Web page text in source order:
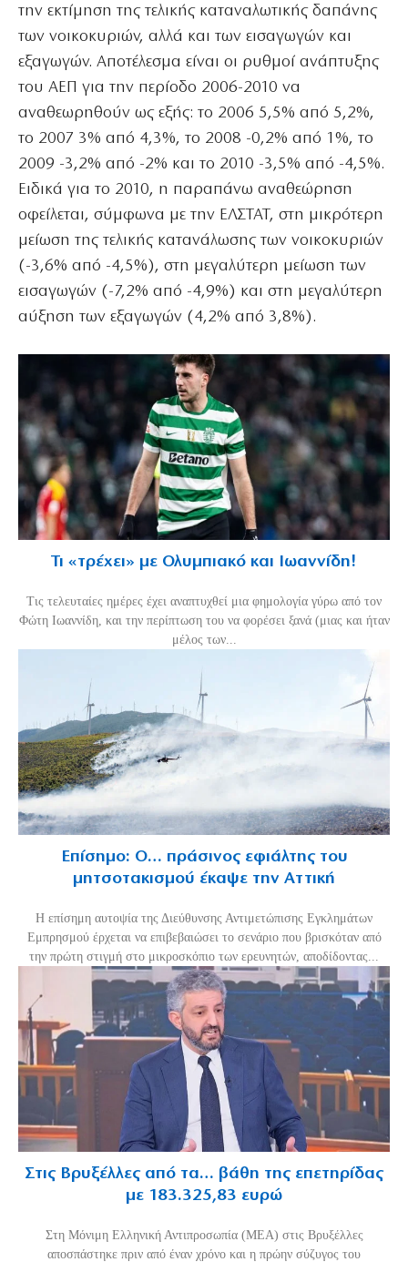
την εκτίμηση της τελικής καταναλωτικής δαπάνης
των νοικοκυριών, αλλά και των εισαγωγών και
εξαγωγών. Αποτέλεσμα είναι οι ρυθμοί ανάπτυξης
του ΑΕΠ για την περίοδο 2006-2010 να
αναθεωρηθούν ως εξής: το 2006 5,5% από 5,2%,
το 2007 3% από 4,3%, το 2008 -0,2% από 1%, το
2009 -3,2% από -2% και το 2010 -3,5% από -4,5%.
Ειδικά για το 2010, η παραπάνω αναθεώρηση
οφείλεται, σύμφωνα με την ΕΛΣΤΑΤ, στη μικρότερη
μείωση της τελικής κατανάλωσης των νοικοκυριών
(-3,6% από -4,5%), στη μεγαλύτερη μείωση των
εισαγωγών (-7,2% από -4,9%) και στη μεγαλύτερη
αύξηση των εξαγωγών (4,2% από 3,8%).
Τι «τρέχει» με Ολυμπιακό και Ιωαννίδη!
Τις τελευταίες ημέρες έχει αναπτυχθεί μια φημολογία γύρω από τον
Φώτη Ιωαννίδη, και την περίπτωση του να φορέσει ξανά (μιας και ήταν
μέλος των...
Επίσημο: Ο… πράσινος εφιάλτης του
μητσοτακισμού έκαψε την Αττική
Η επίσημη αυτοψία της Διεύθυνσης Αντιμετώπισης Εγκλημάτων
Εμπρησμού έρχεται να επιβεβαιώσει το σενάριο που βρισκόταν από
την πρώτη στιγμή στο μικροσκόπιο των ερευνητών, αποδίδοντας...
Στις Βρυξέλλες από τα… βάθη της επετηρίδας
με 183.325,83 ευρώ
Στη Μόνιμη Ελληνική Αντιπροσωπία (ΜΕΑ) στις Βρυξέλλες
αποσπάστηκε πριν από έναν χρόνο και η πρώην σύζυγος του